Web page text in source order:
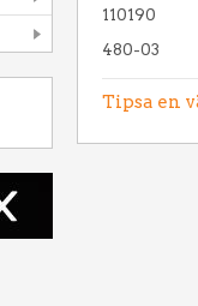
110190
480-03
Tipsa en